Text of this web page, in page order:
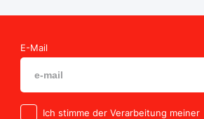
E-Mail
Ich stimme der Verarbeitung meiner